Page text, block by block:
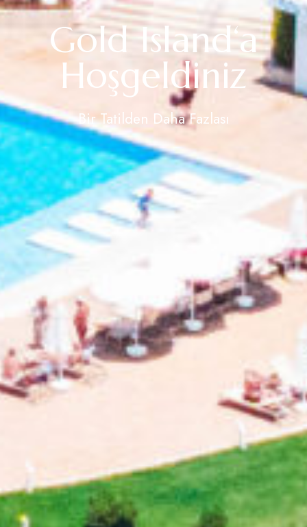
Gold Island‘a
Hoşgeldiniz
Bir Tatilden Daha Fazlası